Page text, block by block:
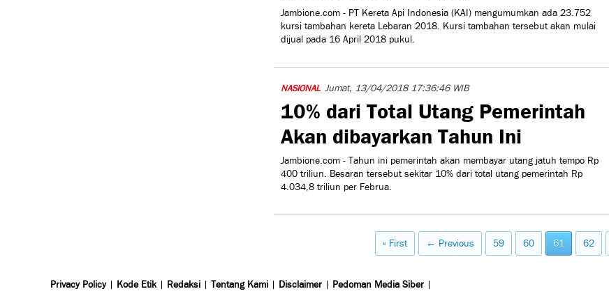
Jambione.com - PT Kereta Api Indonesia (KAI) mengumumkan ada 23.752
kursi tambahan kereta Lebaran 2018. Kursi tambahan tersebut akan mulai
dijual pada 16 April 2018 pukul.
NASIONAL Jumat, 13/04/2018 17:36:46 WIB
10% dari Total Utang Pemerintah
Akan dibayarkan Tahun Ini
Jambione.com - Tahun ini pemerintah akan membayar utang jatuh tempo Rp
400 triliun. Besaran tersebut sekitar 10% dari total utang pemerintah Rp
4.034,8 triliun per Februa.
« First ← Previous 59 60 61 62
Privacy Policy| Kode Etik| Redaksi | Tentang Kami | Disclaimer | Pedoman Media Siber |